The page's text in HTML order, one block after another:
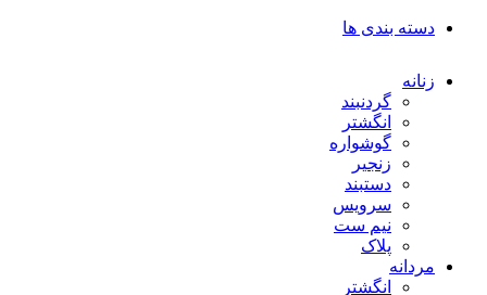
دسته بندی ها
زنانه
گردنبند
انگشتر
گوشواره
زنجیر
دستبند
سرویس
نیم ست
پلاک
مردانه
انگشتر